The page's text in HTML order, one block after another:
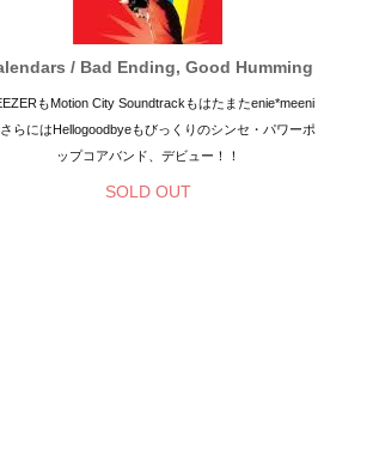
/ Bad Ending, Good Humming
もMotion City Soundtrackもはたまたenie*meeni
らにはHellogoodbyeもびっくりのシンセ・パワーポ
ップコアバンド、デビュー！！
SOLD OUT